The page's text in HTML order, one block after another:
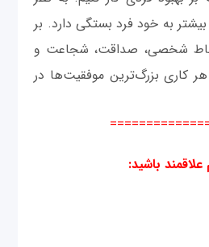
به خود فرد بستگی دارد. بر
شخصی، صداقت، شجاعت و
کاری بزرگ‌ترین موفقیت‌ها در
باشید: